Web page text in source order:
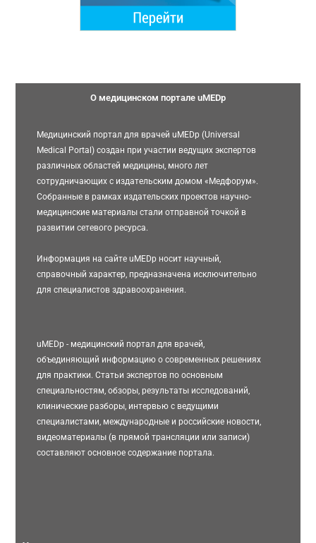
О медицинском портале uMEDp
Медицинский портал для врачей uMEDp (Universal
Medical Portal) создан при участии ведущих экспертов
различных областей медицины, много лет
сотрудничающих с издательским домом «Медфорум».
Собранные в рамках издательских проектов научно-
медицинские материалы стали отправной точкой в
развитии сетевого ресурса.
Информация на сайте uMEDp носит научный,
справочный характер, предназначена исключительно
для специалистов здравоохранения.
uMEDp - медицинский портал для врачей,
объединяющий информацию о современных решениях
для практики. Статьи экспертов по основным
специальностям, обзоры, результаты исследований,
клинические разборы, интервью с ведущими
специалистами, международные и российские новости,
видеоматериалы (в прямой трансляции или записи)
составляют основное содержание портала.